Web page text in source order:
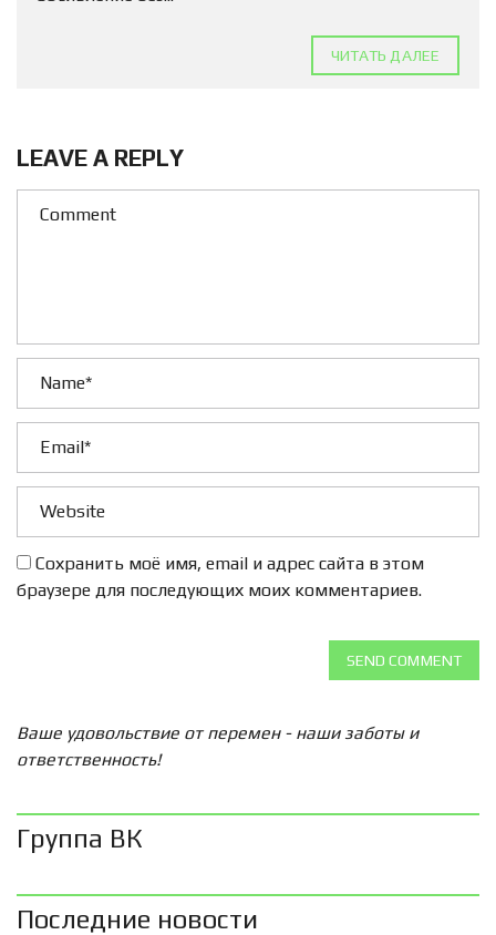
ЧИТАТЬ ДАЛЕЕ
LEAVE A REPLY
Сохранить моё имя, email и адрес сайта в этом
браузере для последующих моих комментариев.
SEND COMMENT
Ваше удовольствие от перемен - наши заботы и
ответственность!
Группа ВК
Последние новости